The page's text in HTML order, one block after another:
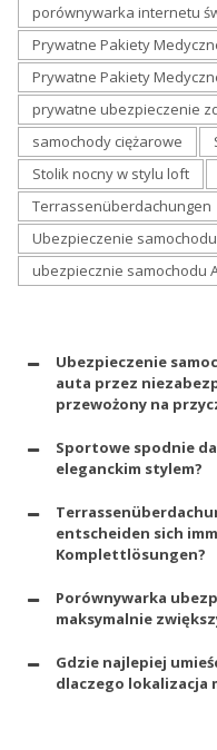
porównywarka internetu
Prywatne Pakiety
Prywatne Pakiety
prywatne ubezpieczenie
samochody ciężarowe
Stolik nocny w stylu loft
Terrassenüberdachungen
Ubezpieczenie
ubezpiecznie samochodu
Ubezpieczenie
auta przez
przewożony na
Sportowe spodnie
eleganckim stylem?
entscheiden sich
Komplettlösungen?
Porównywarka
maksymalnie
Gdzie najlepiej
dlaczego lokalizacja